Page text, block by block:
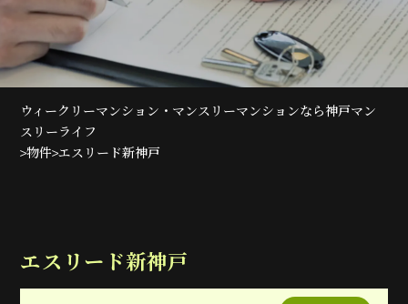
ウィークリーマンション・マンスリーマンションなら神戸マン
スリーライフ
>物件>エスリード新神戸
エスリード新神戸